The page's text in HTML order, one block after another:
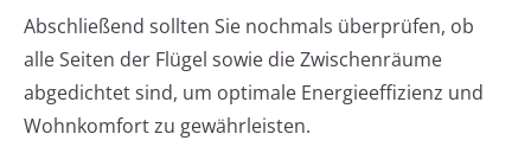
Abschließend sollten Sie nochmals überprüfen, ob
alle Seiten der Flügel sowie die Zwischenräume
abgedichtet sind, um optimale Energieeffizienz und
Wohnkomfort zu gewährleisten.